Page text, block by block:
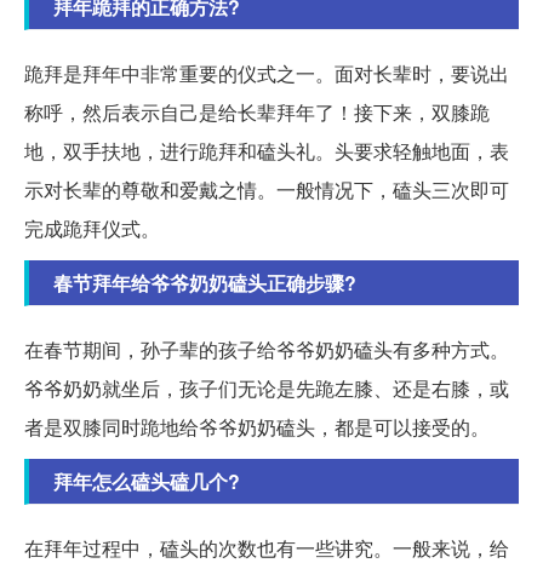
拜年跪拜的正确方法?
跪拜是拜年中非常重要的仪式之一。面对长辈时，要说出
称呼，然后表示自己是给长辈拜年了！接下来，双膝跪
地，双手扶地，进行跪拜和磕头礼。头要求轻触地面，表
示对长辈的尊敬和爱戴之情。一般情况下，磕头三次即可
完成跪拜仪式。
春节拜年给爷爷奶奶磕头正确步骤?
在春节期间，孙子辈的孩子给爷爷奶奶磕头有多种方式。
爷爷奶奶就坐后，孩子们无论是先跪左膝、还是右膝，或
者是双膝同时跪地给爷爷奶奶磕头，都是可以接受的。
拜年怎么磕头磕几个?
在拜年过程中，磕头的次数也有一些讲究。一般来说，给